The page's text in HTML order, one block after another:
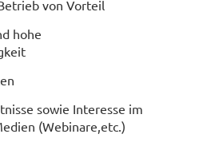
von Vorteil
hohe
sowie Interesse im
(Webinare,etc.)